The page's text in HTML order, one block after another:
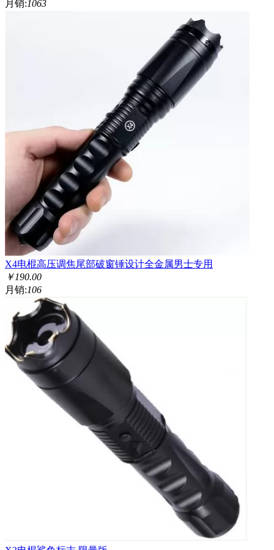
月销:1063
X4电棍高压调焦尾部破窗锤设计全金属男士专用
￥190.00
月销:106